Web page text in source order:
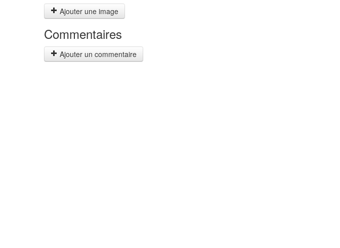
Ajouter une image
Commentaires
Ajouter un commentaire